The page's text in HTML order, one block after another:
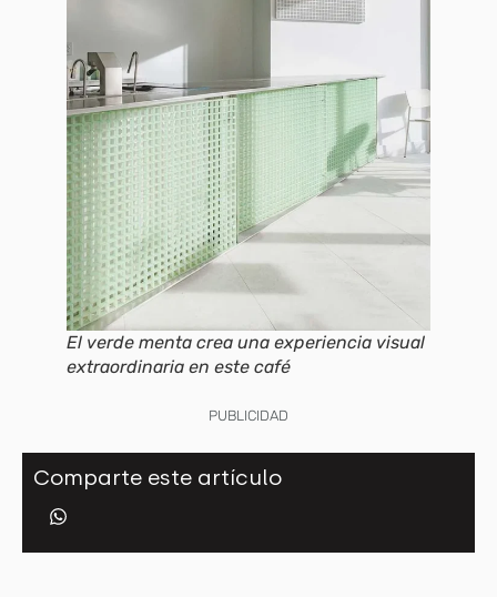
El verde menta crea una experiencia visual
extraordinaria en este café
PUBLICIDAD
Comparte este artículo